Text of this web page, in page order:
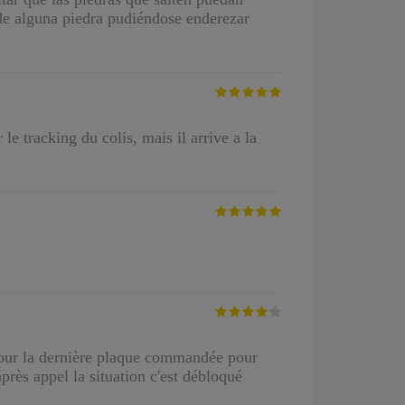
alguna piedra pudiéndose enderezar
le tracking du colis, mais il arrive a la
la dernière plaque commandée pour
appel la situation c'est débloqué